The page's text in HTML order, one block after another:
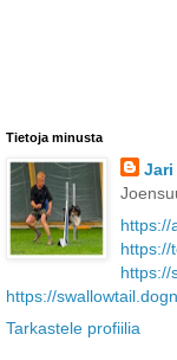
Tietoja minusta
Jari
https://
https://
https://
https://
Tarkastele profiilia